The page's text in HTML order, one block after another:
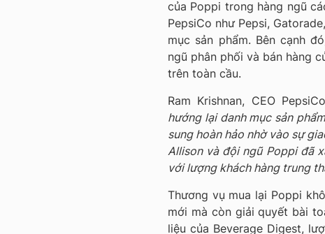
của Poppi trong hàng ngũ
PepsiCo như Pepsi,
mục sản phẩm. Bên cạnh
ngũ phân phối và bán hàng
trên toàn cầu.
Ram Krishnan, CEO
hướng lại danh mục sản
sung hoàn hảo nhờ vào sự
Allison và đội ngũ Poppi đã
với lượng khách hàng trung
Thương vụ mua lại Poppi
mới mà còn giải quyết bài
liệu của Beverage Digest,